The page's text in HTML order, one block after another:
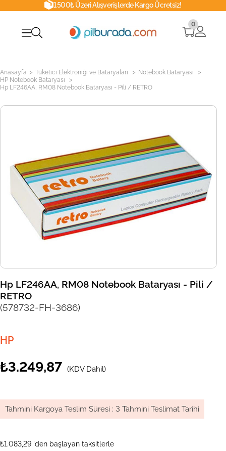
1500₺ Üzeri Alışverişlerde Kargo Ücretsiz!
0
Anasayfa > Tüketici Elektroniği ve Bataryaları > Notebook Bataryası >
HP Notebook Bataryası >
Hp LF246AA, RM08 Notebook Bataryası - Pili / RETRO
Hp LF246AA, RM08 Notebook Bataryası - Pili /
RETRO
(578732-FH-3686)
HP
₺3.249,87 (KDV Dahil)
Tahmini Kargoya Teslim Süresi : 3 Tahmini Teslimat Tarihi
₺1.083,29 'den başlayan taksitlerle